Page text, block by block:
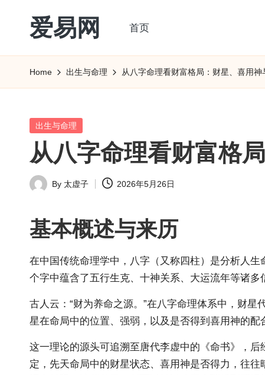
爱易网
历
阳
转
农
历
历
询
_2ebc.com
首页
Home 出生与命理 从八字命理看财富格局：财星、喜用
Posted
出生与命理
从八字命理看财富格
Posted
By 太虚子 2026年5月26日
基本概述与来历
在中国传统命理学中，八字（又称四柱）是分析人
个字中蕴含了五行生克、十神关系、大运流年等诸多
古人云：“财为养命之源。”在八字命理体系中，财
星在命局中的位置、强弱，以及是否得到喜用神的配
这一理论的源头可追溯至唐代李虚中的《命书》，
定，先天命局中的财星状态、喜用神是否得力，往